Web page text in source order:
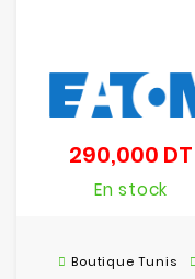
290,000 DT
En stock
Boutique Tunis